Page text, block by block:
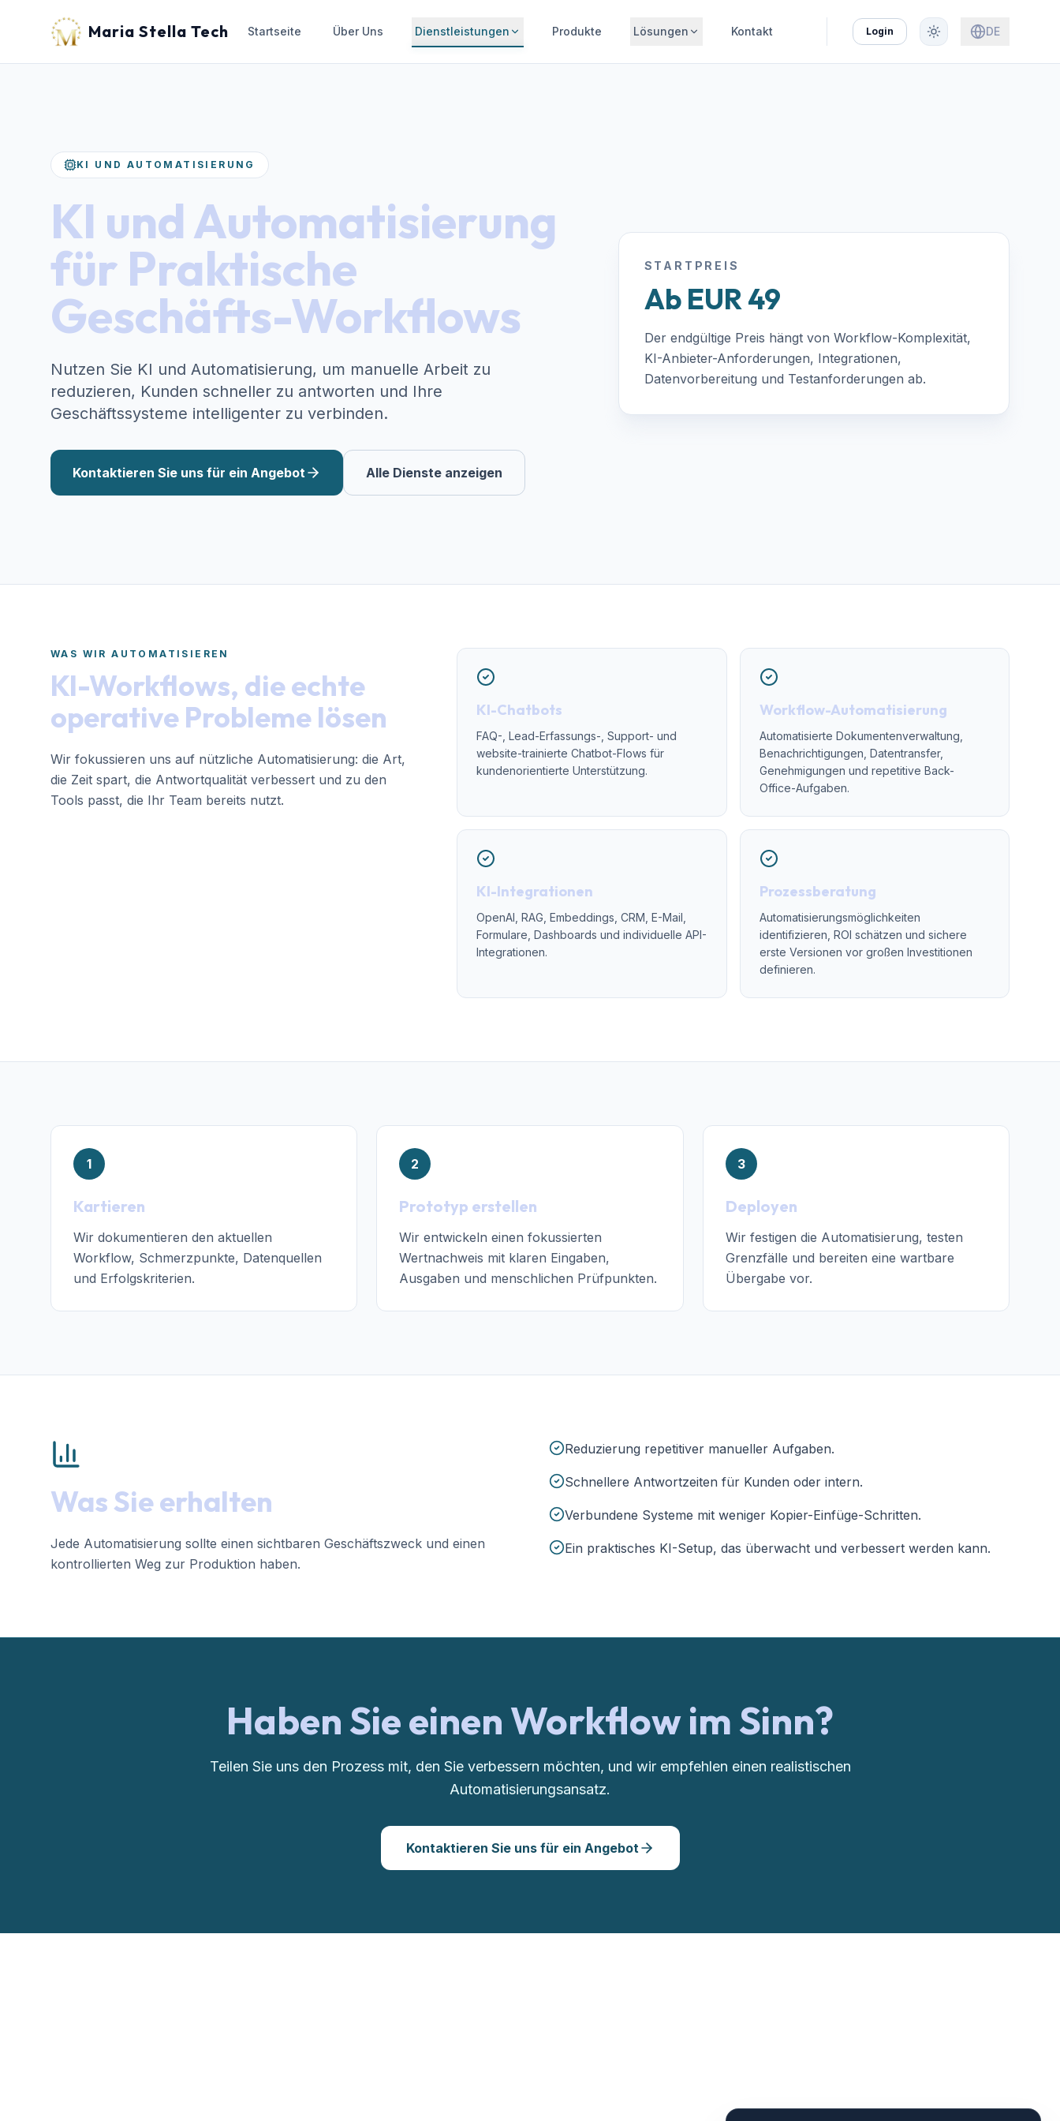
Maria Stella Tech Startseite Über Uns Dienstleistungen Produkte Lösungen Kontakt Login DE
KI UND AUTOMATISIERUNG
KI und Automatisierung
für Praktische
Geschäfts-Workflows
Nutzen Sie KI und Automatisierung, um manuelle Arbeit zu
reduzieren, Kunden schneller zu antworten und Ihre
Geschäftssysteme intelligenter zu verbinden.
Kontaktieren Sie uns für ein Angebot Alle Dienste anzeigen
STARTPREIS
Ab EUR 49
Der endgültige Preis hängt von Workflow-Komplexität,
KI-Anbieter-Anforderungen, Integrationen,
Datenvorbereitung und Testanforderungen ab.
WAS WIR AUTOMATISIEREN
KI-Workflows, die echte
operative Probleme lösen
Wir fokussieren uns auf nützliche Automatisierung: die Art,
die Zeit spart, die Antwortqualität verbessert und zu den
Tools passt, die Ihr Team bereits nutzt.
KI-Chatbots
FAQ-, Lead-Erfassungs-, Support- und
website-trainierte Chatbot-Flows für
kundenorientierte Unterstützung.
Workflow-Automatisierung
Automatisierte Dokumentenverwaltung,
Benachrichtigungen, Datentransfer,
Genehmigungen und repetitive Back-
Office-Aufgaben.
KI-Integrationen
OpenAI, RAG, Embeddings, CRM, E-Mail,
Formulare, Dashboards und individuelle API-
Integrationen.
Prozessberatung
Automatisierungsmöglichkeiten
identifizieren, ROI schätzen und sichere
erste Versionen vor großen Investitionen
definieren.
1
Kartieren
Wir dokumentieren den aktuellen
Workflow, Schmerzpunkte, Datenquellen
und Erfolgskriterien.
2
Prototyp erstellen
Wir entwickeln einen fokussierten
Wertnachweis mit klaren Eingaben,
Ausgaben und menschlichen Prüfpunkten.
3
Deployen
Wir festigen die Automatisierung, testen
Grenzfälle und bereiten eine wartbare
Übergabe vor.
Was Sie erhalten
Jede Automatisierung sollte einen sichtbaren Geschäftszweck und einen
kontrollierten Weg zur Produktion haben.
Reduzierung repetitiver manueller Aufgaben.
Schnellere Antwortzeiten für Kunden oder intern.
Verbundene Systeme mit weniger Kopier-Einfüge-Schritten.
Ein praktisches KI-Setup, das überwacht und verbessert werden kann.
Haben Sie einen Workflow im Sinn?
Teilen Sie uns den Prozess mit, den Sie verbessern möchten, und wir empfehlen einen realistischen
Automatisierungsansatz.
Kontaktieren Sie uns für ein Angebot